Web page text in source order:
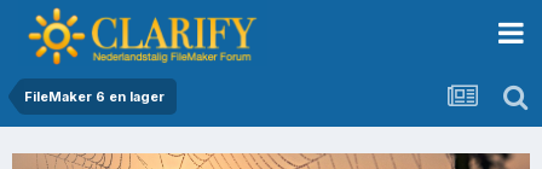
FileMaker 6 en lager